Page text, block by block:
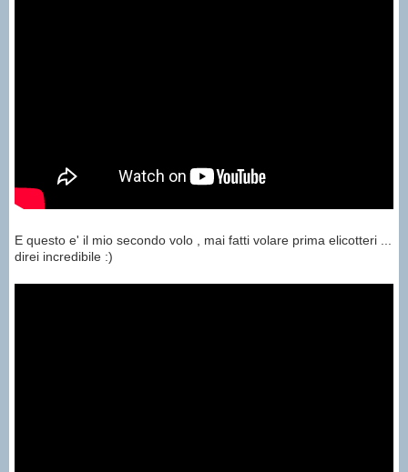
E questo e' il mio secondo volo , mai fatti volare prima elicotteri ...
direi incredibile :)